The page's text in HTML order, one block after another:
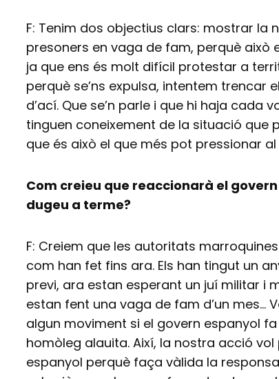
F: Tenim dos objectius clars: mostrar la
presoners en vaga de fam, perquè això
ja que ens és molt difícil protestar a
perquè se’ns expulsa, intentem trencar
d’ací. Que se’n parle i que hi haja cada
tinguen coneixement de la situació que
que és això el que més pot pressionar
Com creieu que reaccionarà el
dugeu a terme?
F: Creiem que les autoritats
com han fet fins ara. Els han tingut un
previ, ara estan esperant un juí militar i
estan fent una vaga de fam d’un mes…
algun moviment si el govern espanyol
homòleg alauita. Així, la nostra acció vol
espanyol perquè faça vàlida la